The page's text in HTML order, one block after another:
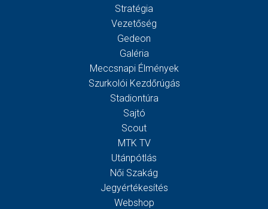
Stratégia
Vezetőség
Gedeon
Galéria
Meccsnapi Élmények
Szurkolói Kezdőrúgás
Stadiontúra
Sajtó
Scout
MTK TV
Utánpótlás
Női Szakág
Jegyértékesítés
Webshop